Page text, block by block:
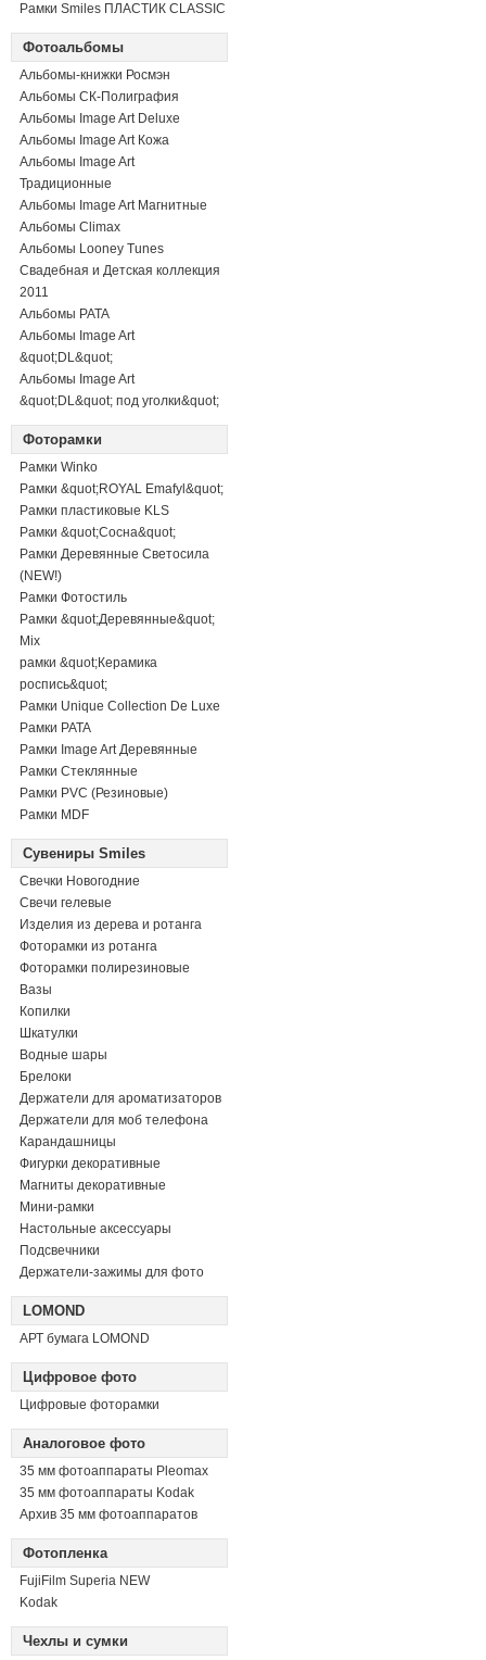
Рамки Smiles ПЛАСТИК CLASSIC
Фотоальбомы
Альбомы-книжки Росмэн
Альбомы СК-Полиграфия
Альбомы Image Art Deluxe
Альбомы Image Art Кожа
Альбомы Image Art
Традиционные
Альбомы Image Art Магнитные
Альбомы Climax
Альбомы Looney Tunes
Свадебная и Детская коллекция
2011
Альбомы PATA
Альбомы Image Art
&quot;DL&quot;
Альбомы Image Art
&quot;DL&quot; под уголки&quot;
Фоторамки
Рамки Winko
Рамки &quot;ROYAL Emafyl&quot;
Рамки пластиковые KLS
Рамки &quot;Сосна&quot;
Рамки Деревянные Светосила
(NEW!)
Рамки Фотостиль
Рамки &quot;Деревянные&quot;
Mix
рамки &quot;Керамика
роспись&quot;
Рамки Unique Collection De Luxe
Рамки PATA
Рамки Image Art Деревянные
Рамки Стеклянные
Рамки PVC (Резиновые)
Рамки MDF
Сувениры Smiles
Свечки Новогодние
Свечи гелевые
Изделия из дерева и ротанга
Фоторамки из ротанга
Фоторамки полирезиновые
Вазы
Копилки
Шкатулки
Водные шары
Брелоки
Держатели для ароматизаторов
Держатели для моб телефона
Карандашницы
Фигурки декоративные
Магниты декоративные
Мини-рамки
Настольные аксессуары
Подсвечники
Держатели-зажимы для фото
LOMOND
АРТ бумага LOMOND
Цифровое фото
Цифровые фоторамки
Аналоговое фото
35 мм фотоаппараты Pleomax
35 мм фотоаппараты Kodak
Архив 35 мм фотоаппаратов
Фотопленка
FujiFilm Superia NEW
Kodak
Чехлы и сумки